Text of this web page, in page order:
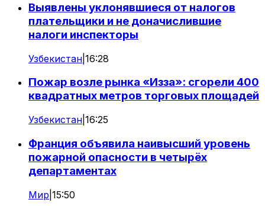
Выявлены уклонявшиеся от налогов
плательщики и не доначислившие
налоги инспекторы
Узбекистан 16:28
Пожар возле рынка «Изза»: сгорели 400
квадратных метров торговых площадей
Узбекистан 16:25
Франция объявила наивысший уровень
пожарной опасности в четырёх
департаментах
Мир 15:50